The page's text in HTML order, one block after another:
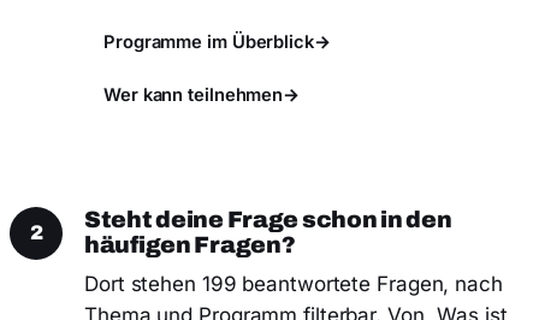
Programme im Überblick→
Wer kann teilnehmen→
2
Steht deine Frage schon in den
häufigen Fragen?
Dort stehen 199 beantwortete Fragen, nach